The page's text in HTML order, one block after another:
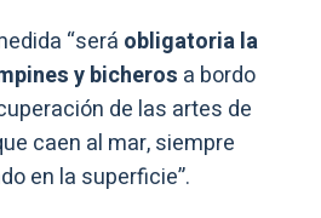
“será obligatoria la
y bicheros a bordo
de las artes de
caen al mar, siempre
en la superficie”.